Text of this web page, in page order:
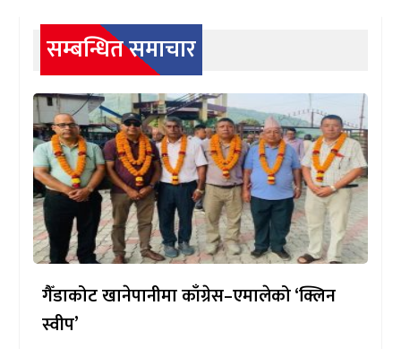
सम्बन्धित समाचार
गैँडाकोट खानेपानीमा काँग्रेस–एमालेको ‘क्लिन
स्वीप’